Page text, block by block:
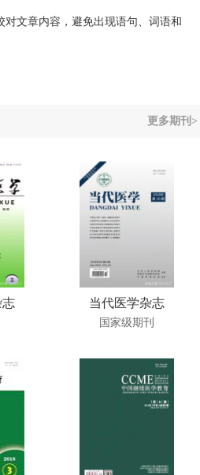
文章内容，避免出现语句、词语和
更多期刊>
志 当代医学杂志
国家级期刊